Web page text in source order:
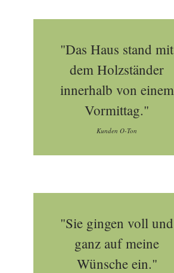
"Das Haus stand mit
dem Holzständer
innerhalb von einem
Vormittag."
Kunden O-Ton
"Sie gingen voll und
ganz auf meine
Wünsche ein."